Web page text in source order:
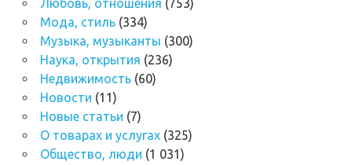
Любовь, отношения (753)
Мода, стиль(334)
Музыка, музыканты (300)
Наука, открытия (236)
Недвижимость(60)
Новости (11)
Новые статьи (7)
О товарах и услугах(325)
Общество, люди (1 031)